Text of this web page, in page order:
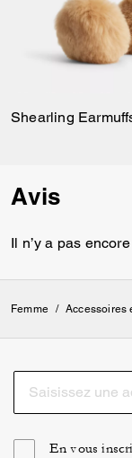
Shearling
Avis
Il n’y a pas encore
Femme / Accessoires
En vous